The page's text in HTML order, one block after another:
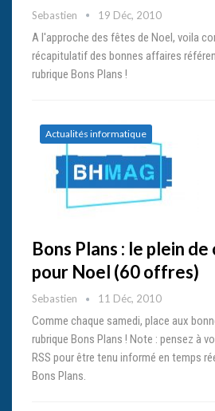
Sebastien 19 Déc, 2010
A l'approche des fêtes de Noel, voila
récapitulatif des bonnes affaires
rubrique Bons Plans !
Actualités informatique
Bons Plans : le plein
pour Noel (60 offres)
Sebastien 11 Déc, 2010
Comme chaque samedi, place aux
rubrique Bons Plans ! Note : pensez à
RSS pour être tenu informé en temps
Bons Plans.